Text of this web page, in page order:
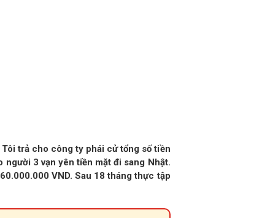
Tôi trả cho công ty phái cử tổng số tiền
người 3 vạn yên tiền mặt đi sang Nhật.
VND. Sau 18 tháng thực tập